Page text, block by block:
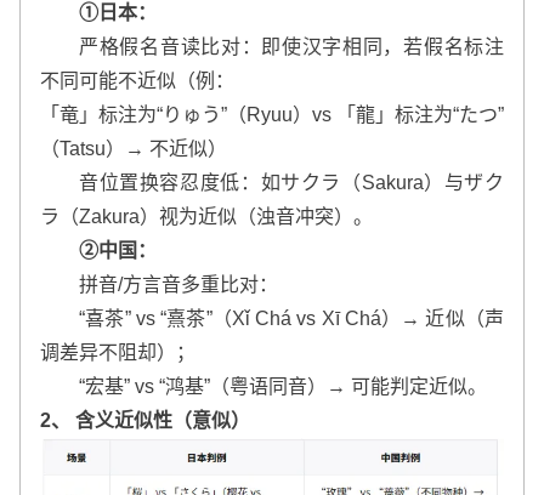
①日本：
严格假名音读比对：即使汉字相同，若假名标注
不同可能不近似（例：
「竜」标注为“りゅう”（Ryuu）vs 「龍」标注为“たつ”
（Tatsu）→ 不近似）
音位置换容忍度低：如サクラ（Sakura）与ザク
ラ（Zakura）视为近似（浊音冲突）。
②中国：
拼音/方言音多重比对：
“喜茶” vs “熹茶”（Xǐ Chá vs Xī Chá）→ 近似（声
调差异不阻却）；
“宏基” vs “鸿基”（粤语同音）→ 可能判定近似。
2、 含义近似性（意似）